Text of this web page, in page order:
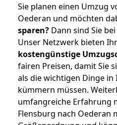
Sie planen einen Umzug
Oederan und möchten
sparen? Dann sind Sie
Unser Netzwerk bieten
kostengünstige
fairen Preisen, damit Sie
als die wichtigen Dinge
kümmern müssen.
umfangreiche Erfahrung
Flensburg nach Oederan